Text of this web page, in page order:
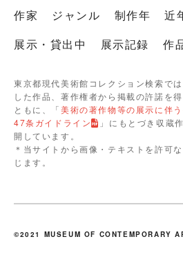
作家 ジャンル 制作年
近
展示・貸出中
展示記録 作
東京都現代美術館コレクション検索で
した作品、著作権者から掲載の許諾を
ともに、「美術の著作物等の展示に伴
47条ガイドライン
」にもとづき収蔵
開しています。
＊当サイトから画像・テキストを許可
じます。
©2021 MUSEUM OF CONTEMPORARY